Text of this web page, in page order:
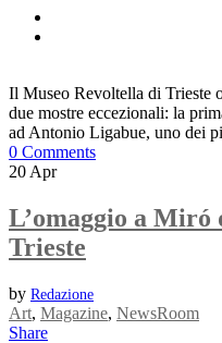
Il Museo Revoltella di Trieste
due mostre eccezionali: la
ad Antonio Ligabue, uno dei
0 Comments
20 Apr
L’omaggio a Miró
Trieste
by Redazione
Art, Magazine, NewsRoom
Share